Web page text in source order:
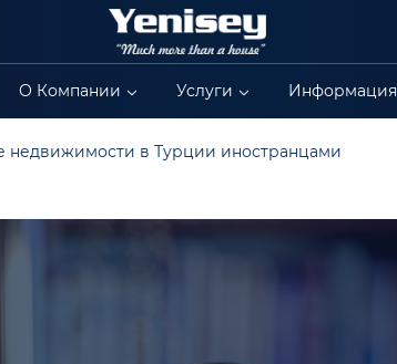
О Компании Услуги Информация
недвижимости в Турции иностранцами